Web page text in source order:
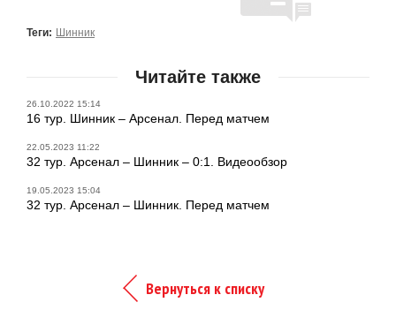
Теги: Шинник
Читайте также
26.10.2022 15:14
16 тур. Шинник – Арсенал. Перед матчем
22.05.2023 11:22
32 тур. Арсенал – Шинник – 0:1. Видеообзор
19.05.2023 15:04
32 тур. Арсенал – Шинник. Перед матчем
Вернуться к списку